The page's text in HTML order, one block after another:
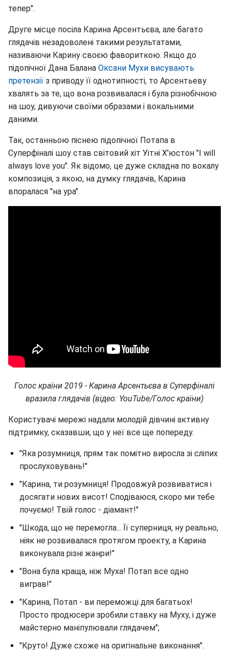
тепер".
Друге місце посіла Карина Арсентьєва, але багато
глядачів незадоволені такими результатами,
називаючи Карину своєю фавориткою. Якщо до
підопічної Дана Балана Оксани Мухи висувають
претензії з приводу її однотипності, то Арсентьеву
хвалять за те, що вона розвивалася і була різнобічною
на шоу, дивуючи своїми образами і вокальними
даними.
Так, останньою піснею підопічної Потапа в
Суперфіналі шоу став світовий хіт Уітні Х'юстон "I will
always love you". Як відомо, це дуже складна по вокалу
композиція, з якою, на думку глядачів, Карина
впоралася "на ура".
Голос країни 2019 - Карина Арсентьєва в Суперфіналі
вразила глядачів (відео: YouTube/Голос країни)
Користувачі мережі надали молодій дівчині активну
підтримку, сказавши, що у неї все ще попереду.
"Яка розумниця, прям так помітно виросла зі сліпих
прослуховувань!"
"Карина, ти розумниця! Продовжуй розвиватися і
досягати нових висот! Сподіваюся, скоро ми тебе
почуємо! Твій голос - діамант!"
"Шкода, що не перемогла... Її суперниця, ну реально,
ніяк не розвивалася протягом проекту, а Карина
виконувала різні жанри!"
"Вона була краща, ніж Муха! Потап все одно
виграв!"
"Карина, Потап - ви переможці для багатьох!
Просто продюсери зробили ставку на Муху, і дуже
майстерно маніпулювали глядачем";
"Круто! Дуже схоже на оригінальне виконання".